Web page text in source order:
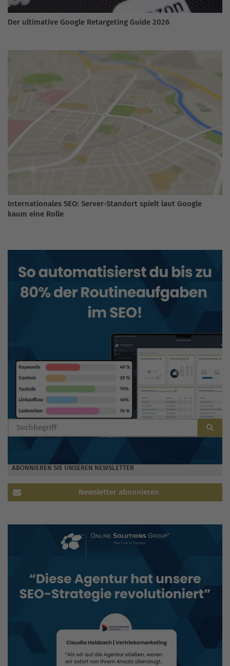
Der ultimative Google Retargeting Guide 2026
Internationales SEO: Server-Standort spielt laut Google
kaum eine Rolle
BLOG DURCHSUCHEN
ABONNIEREN SIE UNSEREN NEWSLETTER
Newsletter abonnieren